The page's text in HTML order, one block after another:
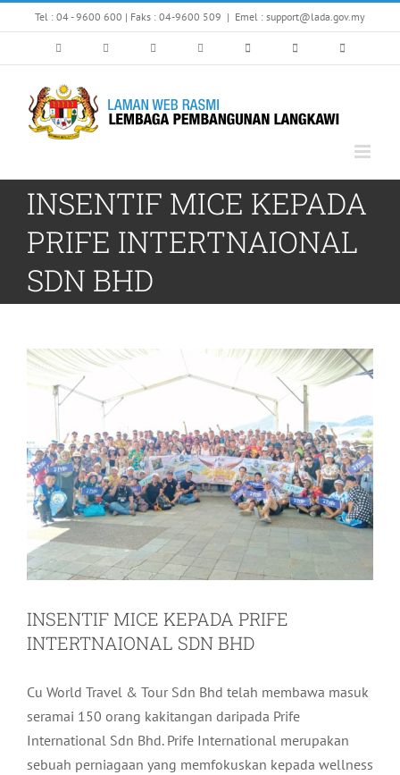
to
Tel : 04 - 9600 600 | Faks : 04-9600 509 | Emel : support@lada.gov.my
INSENTIF MICE KEPADA
PRIFE INTERTNAIONAL
SDN BHD
INSENTIF MICE KEPADA PRIFE
INTERTNAIONAL SDN BHD
Cu World Travel & Tour Sdn Bhd telah membawa masuk
seramai 150 orang kakitangan daripada Prife
International Sdn Bhd. Prife International merupakan
sebuah perniagaan yang memfokuskan kepada wellness